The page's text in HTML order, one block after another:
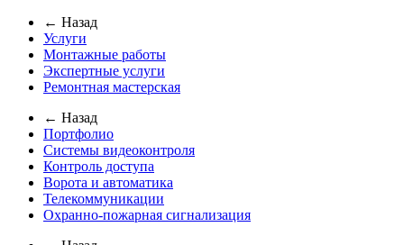
← Назад
Услуги
Монтажные работы
Экспертные услуги
Ремонтная мастерская
← Назад
Портфолио
Системы видеоконтроля
Контроль доступа
Ворота и автоматика
Телекоммуникации
Охранно-пожарная сигнализация